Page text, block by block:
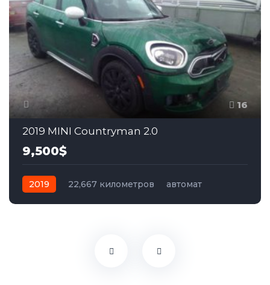
16
2019 MINI Countryman 2.0
9,500$
2019 22,667 километров
автомат